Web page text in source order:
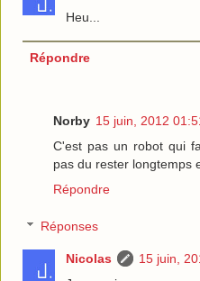
Heu...
Répondre
Norby 15 juin, 2012
C'est pas un robot qui
pas du rester longtemps
Répondre
Réponses
Nicolas
15 juin,